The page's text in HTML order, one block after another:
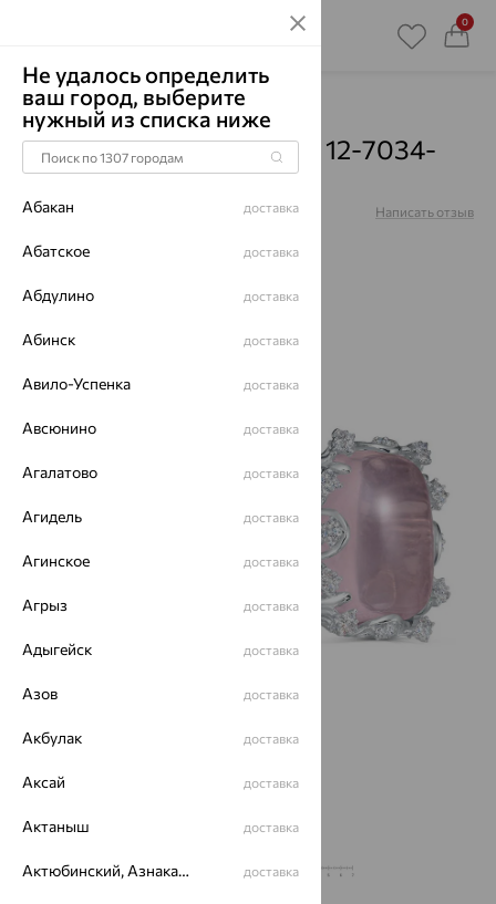
0
Главная Каталог Серьги Кварц
Серьги, серебро, кварц, 12-7034-
9300
Артикул: Написать отзыв
Не удалось определить
ваш город, выберите
нужный из списка ниже
Абакан доставка
Абатское доставка
Абдулино доставка
Абинск доставка
Авило-Успенка доставка
Авсюнино доставка
Агалатово доставка
Агидель доставка
Агинское доставка
Агрыз доставка
Адыгейск доставка
Азов доставка
Акбулак доставка
Аксай доставка
Актаныш доставка
Актюбинский, Азнакаевский район доставка